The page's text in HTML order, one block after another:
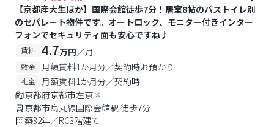
【京都産大生ほか】国際会館徒歩7分！居室8帖のバストイレ別
のセパレート物件です。オートロック、モニター付きインター
フォンでセキュリティ面も安心ですね♪
賃料 4.7万円／月
敷金 月額賃料1か月分／契約時お預かり
礼金
月額賃料1か月分／契約時
京都府京都市左京区
京都市烏丸線国際会館駅 徒歩7分
築32年／RC3階建て